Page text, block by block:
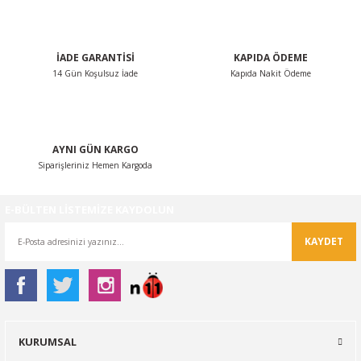
İADE GARANTİSİ
14 Gün Koşulsuz İade
KAPIDA ÖDEME
Kapıda Nakit Ödeme
AYNI GÜN KARGO
Siparişleriniz Hemen Kargoda
KAYDET
KURUMSAL